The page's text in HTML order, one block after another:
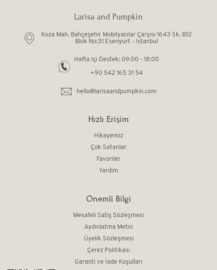
Larisa and Pumpkin
Koza Mah. Bahçeşehir Mobilyacılar Çarşısı 1643 Sk. B12
Blok No:31 Esenyurt - İstanbul
Hafta İçi Destek: 09:00 - 18:00
+90 542 165 31 54
hello@larisaandpumpkin.com
Hızlı Erişim
Hikayemiz
Çok Satanlar
Favoriler
Yardım
Önemli Bilgi
Mesafeli Satış Sözleşmesi
Aydınlatma Metni
Üyelik Sözleşmesi
Çerez Politikası
Garanti ve İade Koşulları